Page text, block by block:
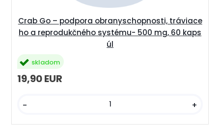
Crab Go – podpora obranyschopnosti, tráviace
ho a reprodukčného systému- 500 mg, 60 kaps
úl
19,90 EUR
- +
skladom